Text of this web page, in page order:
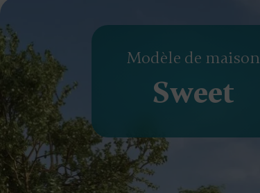
Modèle de maison
Sweet